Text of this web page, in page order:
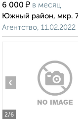
6 000 ₽ в месяц
Южный район, мкр.
Агентство, 11.02.2022
2/6
‹